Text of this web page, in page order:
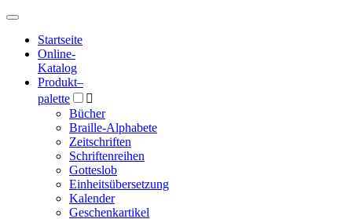
Hauptmenü
Hauptmenü
Startseite
Online-
Katalog
Produkt–
palette

Bücher
Braille-Alphabete
Zeitschriften
Schriftenreihen
Gotteslob
Einheitsübersetzung
Kalender
Geschenkartikel